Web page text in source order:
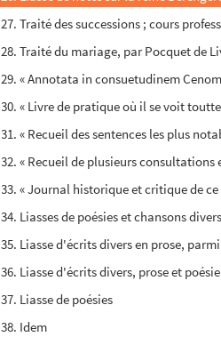
27. Traité des successions ; cours
28. Traité du mariage, par Pocquet de
29. « Annotata in consuetudinem
30. « Livre de pratique où il se voit
31. « Recueil des sentences les plus
32. « Recueil de plusieurs
33. « Journal historique et critique de
34. Liasses de poésies et chansons
35. Liasse d'écrits divers en prose,
36. Liasse d'écrits divers, prose et poésie
37. Liasse de poésies
38. Idem